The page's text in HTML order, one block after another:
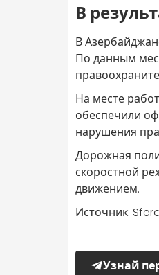
В
В
По данным
На месте
обеспечили
нарушения
Дорожная
скоростной
движением.
Источник:
Узнай